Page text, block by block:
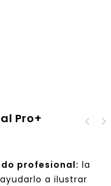
Pro+
profesional: la
a ilustrar